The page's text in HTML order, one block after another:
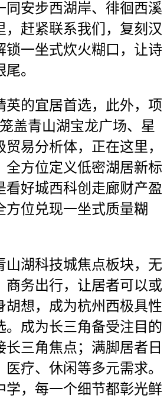
同安步西湖岸、徘徊西溪
，赶紧联系我们，复刻汉
锁一坐式炊火糊口，让诗
。
的宜居首选，此外，项
盖青山湖宝龙广场、星
易分析体，正在这里，
全方位定义低密湖居新标
看好城西科创走廊财产盈
方位兑现一坐式质量糊
湖科技城焦点板块，无
商务出行，让居者可以或
胡想，成为杭州西极具性
。成为长三角备受注目的
长三角焦点；满脚居者日
疗、休闲等多元需求。
学，每一个细节都彰光鲜